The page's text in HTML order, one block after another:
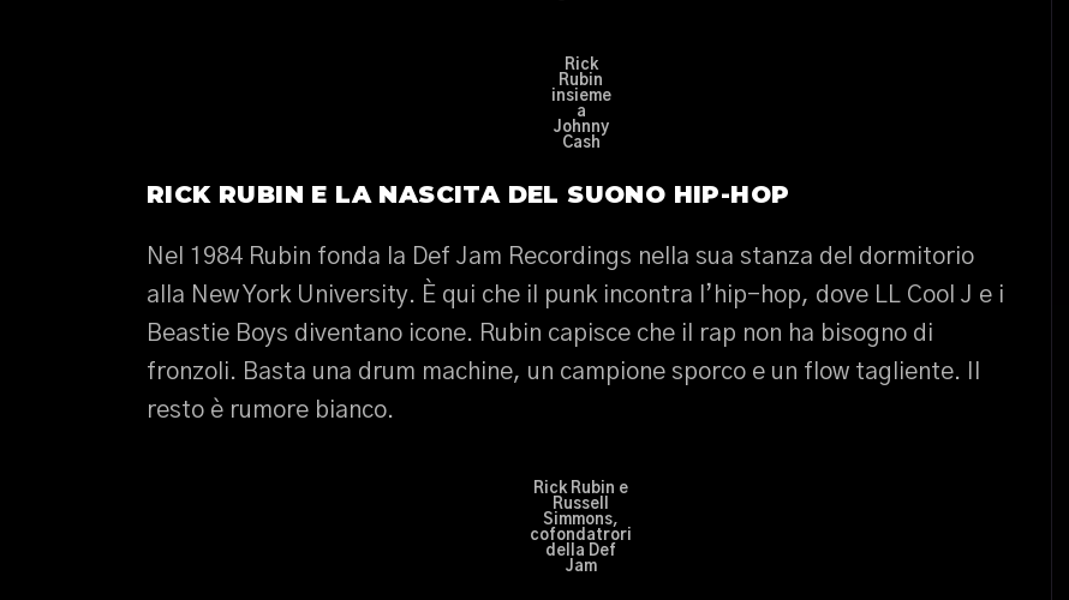
Rick
Rubin
insieme
a
Johnny
Cash
RICK RUBIN E LA NASCITA DEL SUONO HIP-HOP
Nel 1984 Rubin fonda la Def Jam Recordings nella sua stanza del dormitorio
alla New York University. È qui che il punk incontra l’hip-hop, dove LL Cool J e i
Beastie Boys diventano icone. Rubin capisce che il rap non ha bisogno di
fronzoli. Basta una drum machine, un campione sporco e un flow tagliente. Il
resto è rumore bianco.
Rick Rubin e
Russell
Simmons,
cofondatrori
della Def
Jam